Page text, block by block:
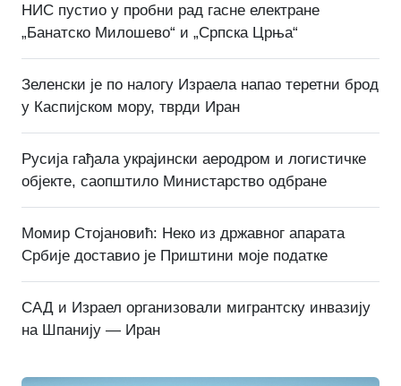
НИС пустио у пробни рад гасне електране
„Банатско Милошево“ и „Српска Црња“
Зеленски је по налогу Израела напао теретни брод
у Каспијском мору, тврди Иран
Русија гађала украјински аеродром и логистичке
објекте, саопштило Министарство одбране
Момир Стојановић: Неко из државног апарата
Србије доставио је Приштини моје податке
САД и Израел организовали мигрантску инвазију
на Шпанију — Иран